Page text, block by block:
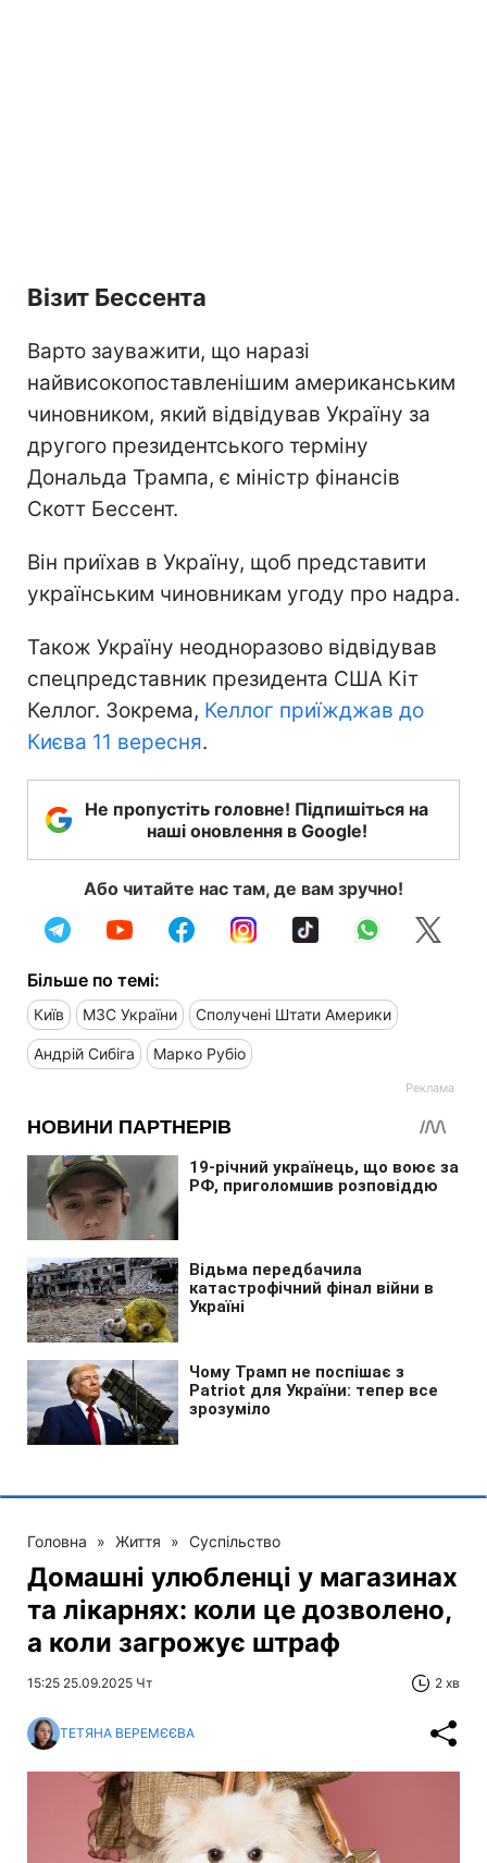
Візит Бессента
Варто зауважити, що наразі
найвисокопоставленішим американським
чиновником, який відвідував Україну за
другого президентського терміну
Дональда Трампа, є міністр фінансів
Скотт Бессент.
Він приїхав в Україну, щоб представити
українським чиновникам угоду про надра.
Також Україну неодноразово відвідував
спецпредставник президента США Кіт
Келлог. Зокрема, Келлог приїжджав до
Києва 11 вересня.
Не пропустіть головне! Підпишіться на
наші оновлення в Google!
Або читайте нас там, де вам зручно!
Більше по темі:
Київ МЗС України Сполучені Штати Америки
Андрій Сибіга Марко Рубіо
Головна » Життя » Суспільство
Домашні улюбленці у магазинах
та лікарнях: коли це дозволено,
а коли загрожує штраф
15:25 25.09.2025 Чт 2 хв
ТЕТЯНА ВЕРЕМЄЄВА